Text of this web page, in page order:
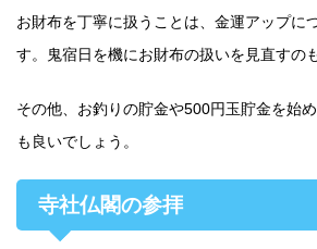
お財布を丁寧に扱うことは、金運アップに
す。鬼宿日を機にお財布の扱いを見直すの
その他、お釣りの貯金や500円玉貯金を始
も良いでしょう。
寺社仏閣の参拝